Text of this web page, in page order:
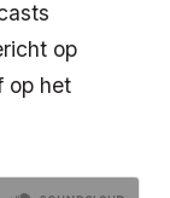
op
op het